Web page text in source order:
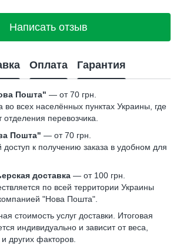
Написать отзыв
Оплата Гарантия
Пошта" — от 70 грн.
во всех населённых пунктах Украины, где
перевозчика.
Пошта" — от 70 грн.
доступ к получению заказа в удобном для
доставка — от 100 грн.
по всей территории Украины
"Нова Пошта".
стоимость услуг доставки. Итоговая
индивидуально и зависит от веса,
других факторов.